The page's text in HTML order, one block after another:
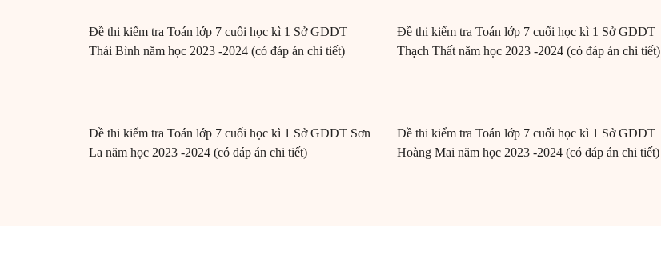
Đề thi kiểm tra Toán lớp 7 cuối học kì 1 Sở GDDT
Thái Bình năm học 2023 -2024 (có đáp án chi tiết)
Đề thi kiểm tra Toán lớp 7 cuối học kì 1 Sở GDDT
Thạch Thất năm học 2023 -2024 (có đáp án chi tiết)
Đề thi kiểm tra Toán lớp 7 cuối học kì 1 Sở GDDT Sơn
La năm học 2023 -2024 (có đáp án chi tiết)
Đề thi kiểm tra Toán lớp 7 cuối học kì 1 Sở GDDT
Hoàng Mai năm học 2023 -2024 (có đáp án chi tiết)